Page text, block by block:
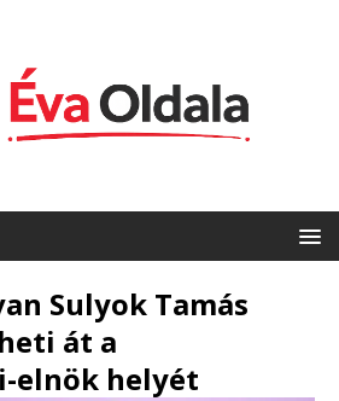
Sulyok Tamás
át a
elnök helyét